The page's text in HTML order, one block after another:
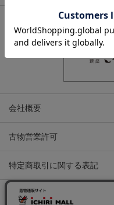
会社概要
古物営業許可
特定商取引に関する表記
プライバシーポリシー